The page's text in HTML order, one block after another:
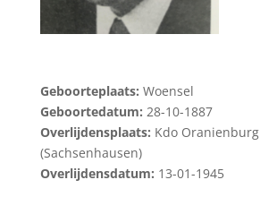
Geboorteplaats: Woensel
Geboortedatum: 28-10-1887
Overlijdensplaats: Kdo Oranienburg
(Sachsenhausen)
Overlijdensdatum: 13-01-1945